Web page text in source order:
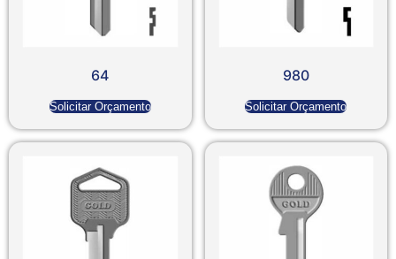
64
Solicitar Orçamento
980
Solicitar Orçamento